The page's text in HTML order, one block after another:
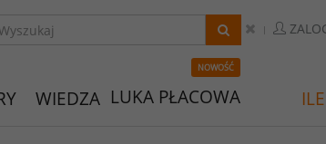
WIEDZA
NOWOŚĆ
LUKA PŁACOWA